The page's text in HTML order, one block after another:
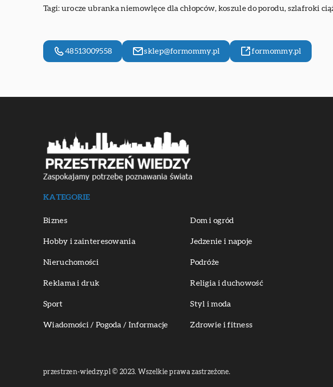
Tagi: urocze ubranka niemowlęce dla chłopców, koszule do porodu, szlafroki
48513009558 sklep@formommy.pl formommy.pl
KATEGORIE
Biznes Dom i ogród
Hobby i zainteresowania Jedzenie i napoje
Nieruchomości Podróże
Reklama i druk Religia i duchowość
Sport Styl i moda
Wiadomości / Pogoda / Informacje Zdrowie i fitness
przestrzen-wiedzy.pl © 2023. Wszelkie prawa zastrzeżone.